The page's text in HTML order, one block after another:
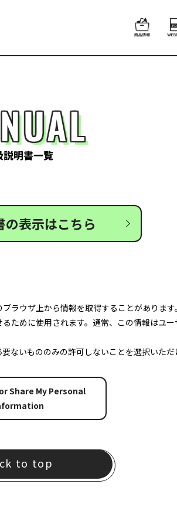
説明書一覧
の表示はこちら
ラウザ上から情報を取得することがありま
ために使用されます。通常、この情報はユ
ないもののみの許可しないことを選択いただ
Share My Personal
to top